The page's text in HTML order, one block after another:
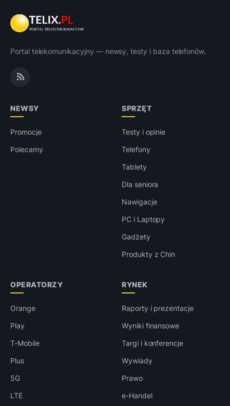
Portal telekomunikacyjny — newsy, testy i baza telefonów.
NEWSY
Promocje
Polecamy
SPRZĘT
Testy i opinie
Telefony
Tablety
Dla seniora
Nawigacje
PC i Laptopy
Gadżety
Produkty z Chin
OPERATORZY
Orange
Play
T-Mobile
Plus
5G
LTE
RYNEK
Raporty i prezentacje
Wyniki finansowe
Targi i konferencje
Wywiady
Prawo
e-Handel